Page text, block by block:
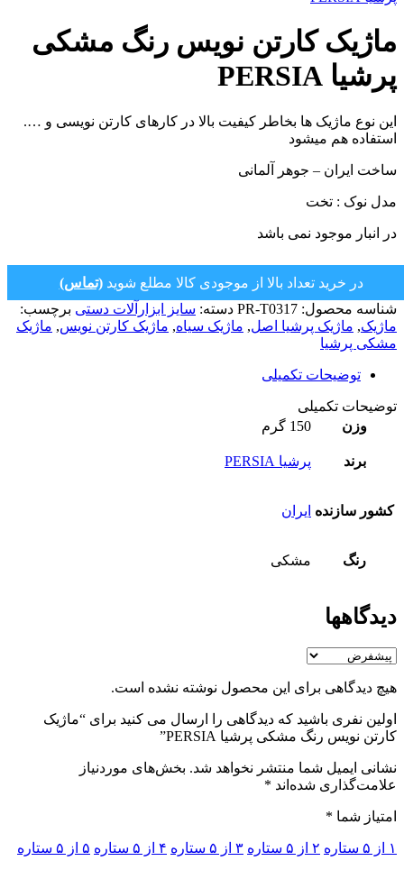
ماژیک کارتن نویس رنگ مشکی
پرشیا PERSIA
این نوع ماژیک ها بخاطر کیفیت بالا در کارهای کارتن نویسی و ….
استفاده هم میشود
ساخت ایران – جوهر آلمانی
مدل نوک : تخت
در انبار موجود نمی باشد
در خرید تعداد بالا از موجودی کالا مطلع شوید(تماس)
شناسه محصول: PR-T0317 دسته: سایز ابزارآلات دستی برچسب:
ماژیک, ماژیک پرشیا اصل, ماژیک سیاه, ماژیک کارتن نویس, ماژیک
مشکی پرشیا
توضیحات تکمیلی
توضیحات تکمیلی
وزن
150 گرم
برند پرشیا PERSIA
کشور سازنده ایران
رنگ مشکی
دیدگاهها
هیچ دیدگاهی برای این محصول نوشته نشده است.
اولین نفری باشید که دیدگاهی را ارسال می کنید برای “ماژیک
کارتن نویس رنگ مشکی پرشیا PERSIA”
نشانی ایمیل شما منتشر نخواهد شد. بخش‌های موردنیاز
علامت‌گذاری شده‌اند *
امتیاز شما *
۱ از ۵ ستاره ۲ از ۵ ستاره ۳ از ۵ ستاره ۴ از ۵ ستاره ۵ از ۵ ستاره